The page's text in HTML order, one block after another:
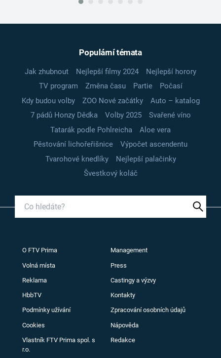
Populární témata
Jak zhubnout Nejlepší filmy 2024
Nejlepší horory
TV program
Změna času Partie
Počasí
Kdy budou volby
ZOO Nové začátky
Auto – katalog
7 pádů Honzy Dědka
Volby 2025
Svařené víno
Tatarák podle Pohlreicha
Aloe vera
Pěstování lichořeřišnice
Výpočet ascendentu
Tvarohové knedlíky
Nejlepší palačinky
Švestkový koláč
O FTV Prima Management
Volná místa Press
Reklama Castingy a výzvy
HbbTV Kontakty
Podmínky užívání Zpracování osobních údajů
Cookies Nápověda
Vlastník FTV Prima spol. s
r.o.
Redakce